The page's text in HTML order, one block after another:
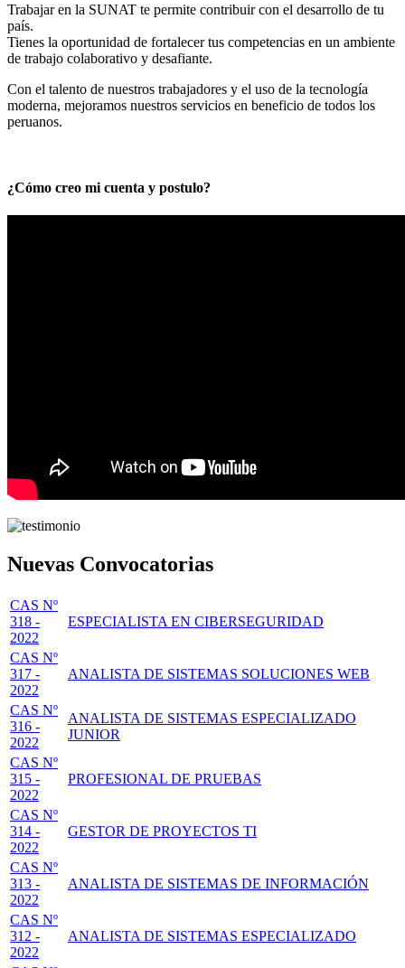
Trabajar en la SUNAT te permite contribuir con el desarrollo de tu
país.
Tienes la oportunidad de fortalecer tus competencias en un ambiente
de trabajo colaborativo y desafiante.
Con el talento de nuestros trabajadores y el uso de la tecnología
moderna, mejoramos nuestros servicios en beneficio de todos los
peruanos.
¿Cómo creo mi cuenta y postulo?
Nuevas Convocatorias
CAS Nº
318 -
2022
ESPECIALISTA EN CIBERSEGURIDAD
CAS Nº
317 -
2022
ANALISTA DE SISTEMAS SOLUCIONES WEB
CAS Nº
316 -
2022
ANALISTA DE SISTEMAS ESPECIALIZADO
JUNIOR
CAS Nº
315 -
2022
PROFESIONAL DE PRUEBAS
CAS Nº
314 -
2022
GESTOR DE PROYECTOS TI
CAS Nº
313 -
2022
ANALISTA DE SISTEMAS DE INFORMACIÓN
CAS Nº
312 -
2022
ANALISTA DE SISTEMAS ESPECIALIZADO